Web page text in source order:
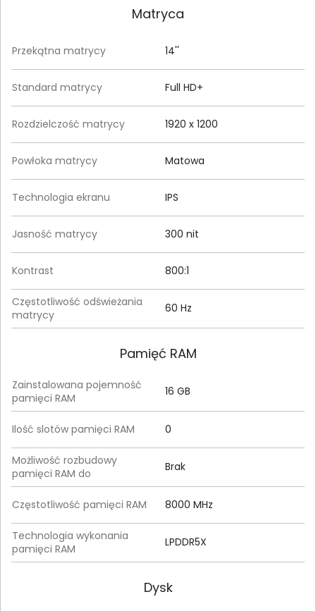
Matryca
Przekątna matrycy 14''
Standard matrycy Full HD+
Rozdzielczość matrycy 1920 x 1200
Powłoka matrycy Matowa
Technologia ekranu IPS
Jasność matrycy 300 nit
Kontrast 800:1
Częstotliwość odświeżania
matrycy
60 Hz
Pamięć RAM
Zainstalowana pojemność
pamięci RAM
16 GB
Ilość slotów pamięci RAM 0
Możliwość rozbudowy
pamięci RAM do
Brak
Częstotliwość pamięci RAM 8000 MHz
Technologia wykonania
pamięci RAM
LPDDR5X
Dysk